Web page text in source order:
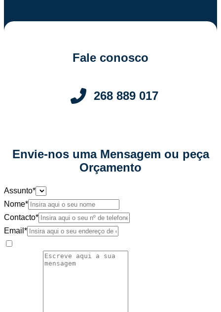
Fale conosco
268 889 017
Envie-nos uma Mensagem ou peça
Orçamento
Assunto*
Nome*
Contacto*
Email *